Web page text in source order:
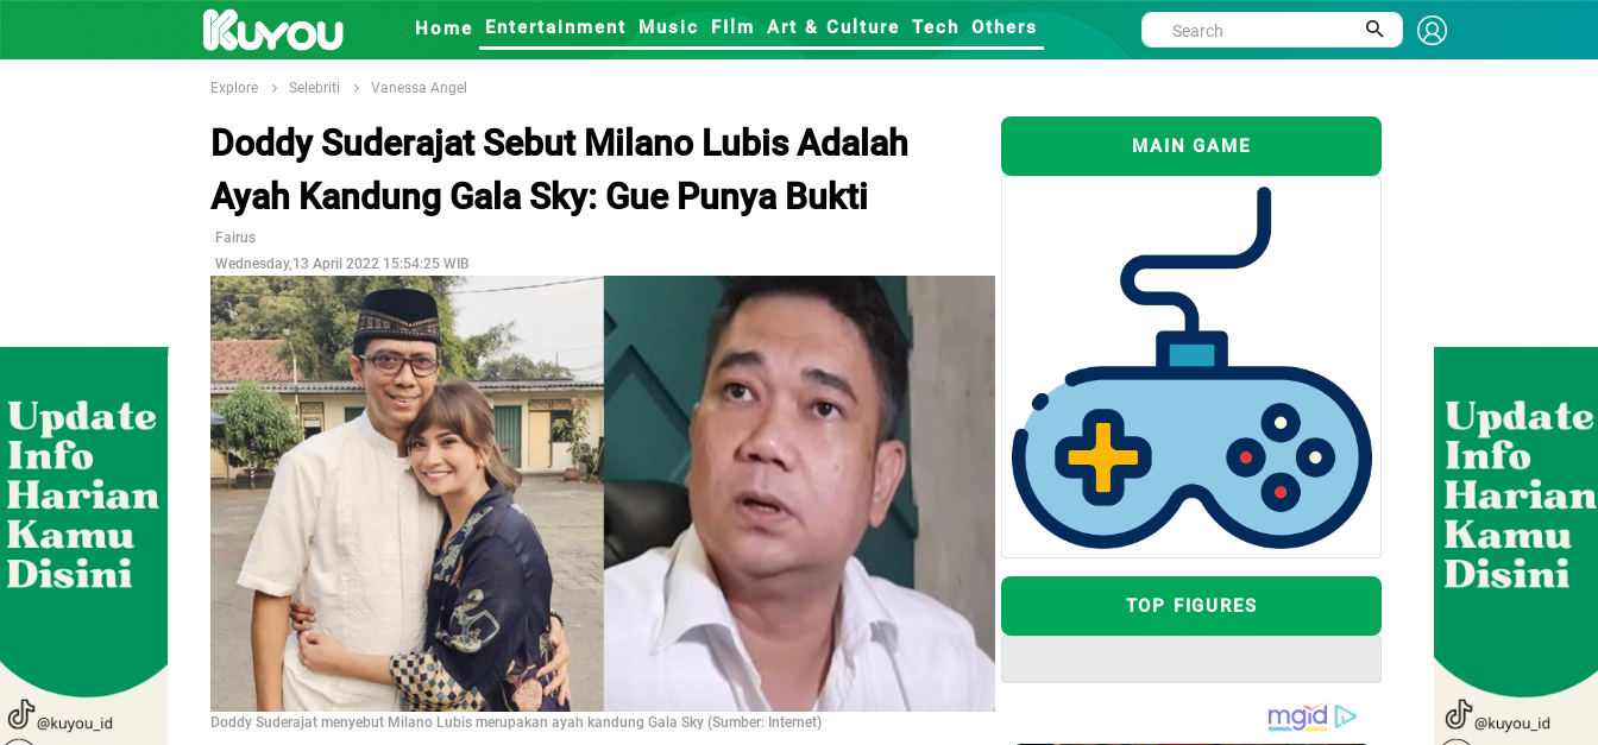
Home Entertainment Music FIlm Art & Culture Tech Others
Explore Selebriti Vanessa Angel
Doddy Suderajat Sebut Milano Lubis Adalah
Ayah Kandung Gala Sky: Gue Punya Bukti
Fairus
Wednesday,13 April 2022 15:54:25 WIB
Doddy Suderajat menyebut Milano Lubis merupakan ayah kandung Gala Sky (Sumber: Internet)
MAIN GAME
TOP FIGURES